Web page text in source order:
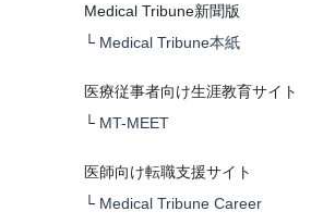
Medical Tribune新聞版
└ Medical Tribune本紙
医療従事者向け生涯教育サイト
└ MT-MEET
医師向け転職支援サイト
└ Medical Tribune Career